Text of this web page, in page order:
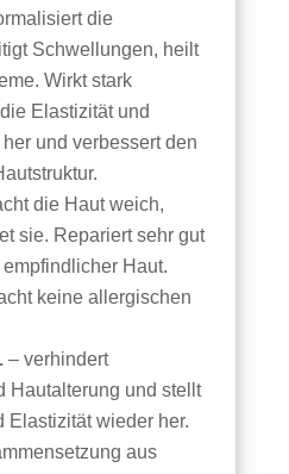
die
Schwellungen, heilt
Wirkt stark
Elastizität und
und verbessert den
die Haut weich,
sie. Repariert sehr gut
Haut.
keine allergischen
– verhindert
Hautalterung und stellt
Elastizität wieder her.
aus